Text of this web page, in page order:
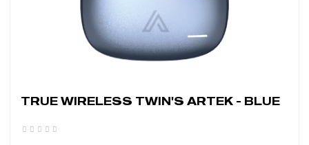
TRUE WIRELESS TWIN'S ARTEK - BLUE